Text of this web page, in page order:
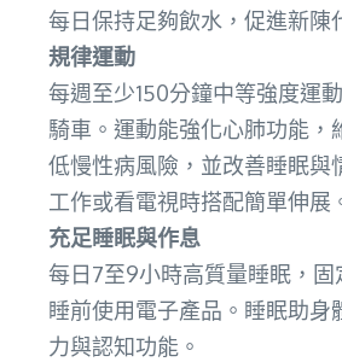
每日保持足夠飲水，促進新陳
規律運動
每週至少150分鐘中等強度運
騎車。運動能強化心肺功能，
低慢性病風險，並改善睡眠與
工作或看電視時搭配簡單伸展
充足睡眠與作息
每日7至9小時高質量睡眠，
睡前使用電子產品。睡眠助身
力與認知功能。